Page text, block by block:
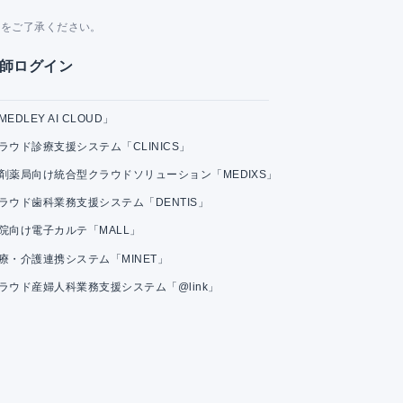
ご了承ください。
ログイン
AI CLOUD」
ウド診療支援システム「CLINICS」
薬局向け統合型クラウドソリューション「MEDIXS」
ウド歯科業務支援システム「DENTIS」
向け電子カルテ「MALL」
・介護連携システム「MINET」
ウド産婦人科業務支援システム「@link」